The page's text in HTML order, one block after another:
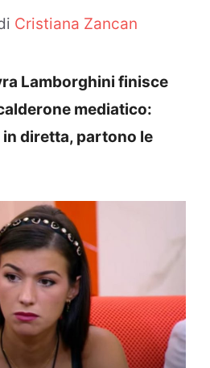
Cristiana Zancan
Lamborghini finisce
mediatico:
diretta, partono le